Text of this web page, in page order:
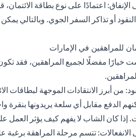
اعتمادًا على نوع بطاقة
أو تذاكر السفر الجوي. وبالتالي
للمراهقين في الإمارات
خيارًا مفضلًا لجميع المراهقين، فقد
من أبرز الانتقادات الموجهة لبطاقات
الدفع مقابل أي سلعة يريدونها بنقرة
إذا كان الشاب لا يفهم كيف يؤثر العمل
تتسم مرحلة المراهقة